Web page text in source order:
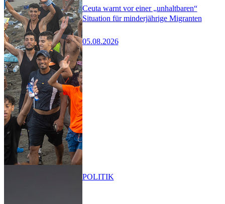
Ceuta warnt vor einer „unhaltbaren“
Situation für minderjährige Migranten
05.08.2026
POLITIK